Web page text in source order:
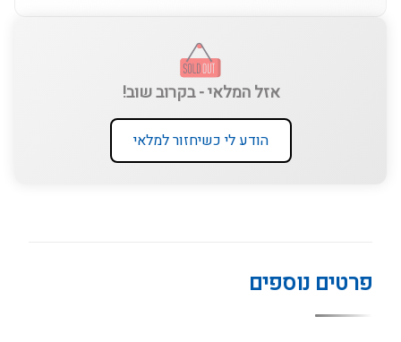
אזל המלאי - בקרוב שוב!
הודע לי כשיחזור למלאי
פרטים נוספים